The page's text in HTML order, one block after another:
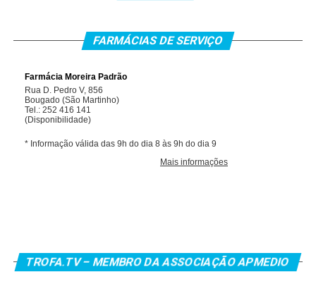
FARMÁCIAS DE SERVIÇO
TROFA.TV – MEMBRO DA ASSOCIAÇÃO APMEDIO